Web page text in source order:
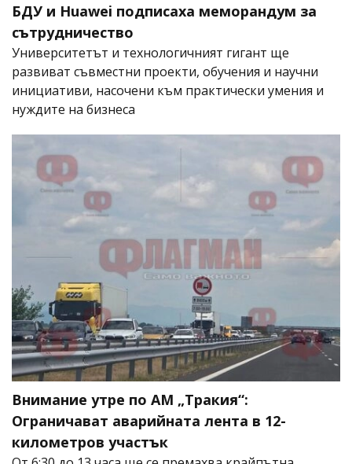
БДУ и Huawei подписаха меморандум за
сътрудничество
Университетът и технологичният гигант ще
развиват съвместни проекти, обучения и научни
инициативи, насочени към практически умения и
нуждите на бизнеса
Внимание утре по АМ „Тракия“:
Ограничават аварийната лента в 12-
километров участък